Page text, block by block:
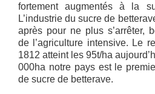
fortement augmentés à la
L’industrie du sucre de
après pour ne plus s’arrêter,
de l’agriculture intensive. Le
1812 atteint les 95t/ha
000ha notre pays est le
de sucre de betterave.